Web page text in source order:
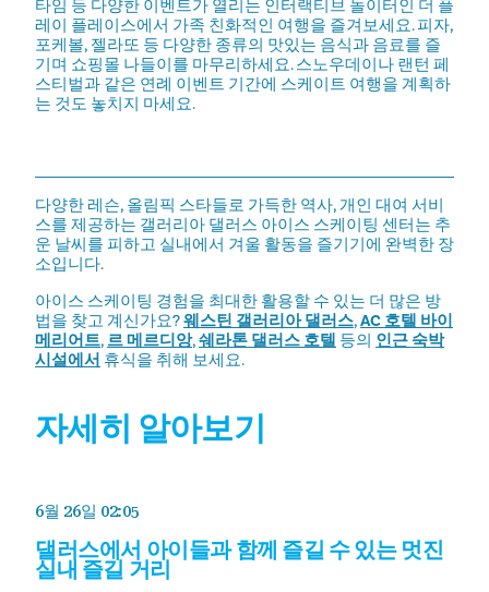
타임 등 다양한 이벤트가 열리는 인터랙티브 놀이터인 더 플
레이 플레이스에서 가족 친화적인 여행을 즐겨보세요. 피자,
포케볼, 젤라또 등 다양한 종류의 맛있는 음식과 음료를 즐
기며 쇼핑몰 나들이를 마무리하세요. 스노우데이나 랜턴 페
스티벌과 같은 연례 이벤트 기간에 스케이트 여행을 계획하
는 것도 놓치지 마세요.
다양한 레슨, 올림픽 스타들로 가득한 역사, 개인 대여 서비
스를 제공하는 갤러리아 댈러스 아이스 스케이팅 센터는 추
운 날씨를 피하고 실내에서 겨울 활동을 즐기기에 완벽한 장
소입니다.
아이스 스케이팅 경험을 최대한 활용할 수 있는 더 많은 방
법을 찾고 계신가요?웨스틴 갤러리아 댈러스,AC 호텔 바이
메리어트, 르 메르디앙,쉐라톤 댈러스 호텔 등의 인근 숙박
시설에서 휴식을 취해 보세요.
자세히 알아보기
6월 26일 02:05
댈러스에서 아이들과 함께 즐길 수 있는 멋진
실내 즐길 거리